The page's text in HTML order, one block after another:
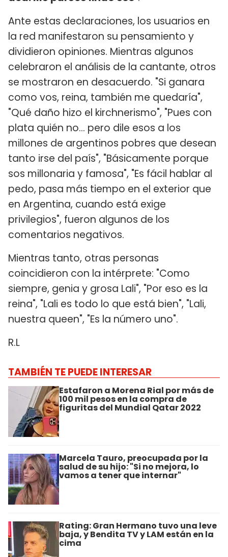
Ante estas declaraciones, los usuarios en
la red manifestaron su pensamiento y
dividieron opiniones. Mientras algunos
celebraron el análisis de la cantante, otros
se mostraron en desacuerdo. "Si ganara
como vos, reina, también me quedaría",
"Qué daño hizo el kirchnerismo", "Pues con
plata quién no... pero dile esos a los
millones de argentinos pobres que desean
tanto irse del país", "Básicamente porque
sos millonaria y famosa", "Es fácil hablar al
pedo, pasa más tiempo en el exterior que
en Argentina, cuando está exige
privilegios", fueron algunos de los
comentarios negativos.
Mientras tanto, otras personas
coincidieron con la intérprete: "Como
siempre, genia y grosa Lali", "Por eso es la
reina", "Lali es todo lo que está bien", "Lali,
nuestra queen", "Es la número uno".
R.L
TAMBIÉN TE PUEDE INTERESAR
Estafaron a Morena Rial por más de
100 mil pesos en la compra de
figuritas del Mundial Qatar 2022
Marcela Tauro, preocupada por la
salud de su hijo: "Si no mejora, lo
vamos a tener que internar"
Rating: Gran Hermano tuvo una leve
baja, y Bendita TV y LAM están en la
cima